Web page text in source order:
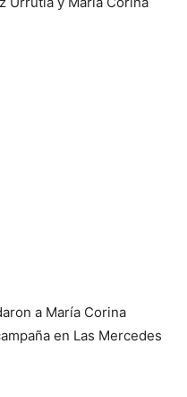
a María Corina
en Las Mercedes